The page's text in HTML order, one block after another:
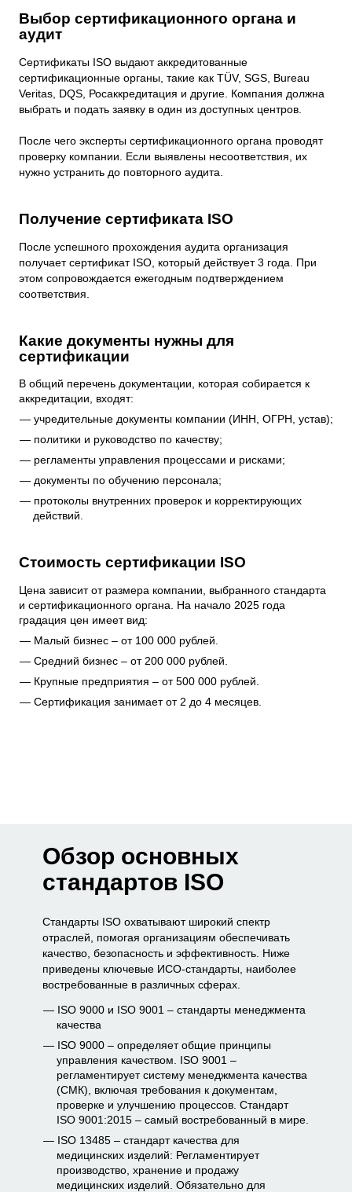
Выбор сертификационного органа и
аудит
Сертификаты ISO выдают аккредитованные
сертификационные органы, такие как TÜV, SGS, Bureau
Veritas, DQS, Росаккредитация и другие. Компания должна
выбрать и подать заявку в один из доступных центров.
После чего эксперты сертификационного органа проводят
проверку компании. Если выявлены несоответствия, их
нужно устранить до повторного аудита.
Получение сертификата ISO
После успешного прохождения аудита организация
получает сертификат ISO, который действует 3 года. При
этом сопровождается ежегодным подтверждением
соответствия.
Какие документы нужны для
сертификации
В общий перечень документации, которая собирается к
аккредитации, входят:
учредительные документы компании (ИНН, ОГРН, устав);
политики и руководство по качеству;
регламенты управления процессами и рисками;
документы по обучению персонала;
протоколы внутренних проверок и корректирующих
действий.
Стоимость сертификации ISO
Цена зависит от размера компании, выбранного стандарта
и сертификационного органа. На начало 2025 года
градация цен имеет вид:
Малый бизнес – от 100 000 рублей.
Средний бизнес – от 200 000 рублей.
Крупные предприятия – от 500 000 рублей.
Сертификация занимает от 2 до 4 месяцев.
Обзор основных
стандартов ISO
Стандарты ISO охватывают широкий спектр
отраслей, помогая организациям обеспечивать
качество, безопасность и эффективность. Ниже
приведены ключевые ИСО-стандарты, наиболее
востребованные в различных сферах.
ISO 9000 и ISO 9001 – стандарты менеджмента
качества
ISO 9000 – определяет общие принципы
управления качеством. ISO 9001 –
регламентирует систему менеджмента качества
(СМК), включая требования к документам,
проверке и улучшению процессов. Стандарт
ISO 9001:2015 – самый востребованный в мире.
ISO 13485 – стандарт качества для
медицинских изделий: Регламентирует
производство, хранение и продажу
медицинских изделий. Обязательно для